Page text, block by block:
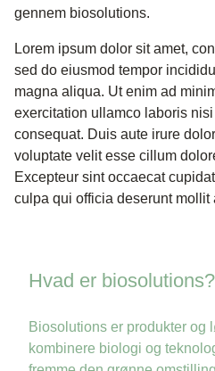
gennem biosolutions.
Lorem ipsum dolor sit amet,
sed do eiusmod tempor
magna aliqua. Ut enim ad
exercitation ullamco laboris
consequat. Duis aute irure
voluptate velit esse cillum
Excepteur sint occaecat
culpa qui officia deserunt mollit
Hvad er biosolutions?
Biosolutions er produkter og
kombinere biologi og